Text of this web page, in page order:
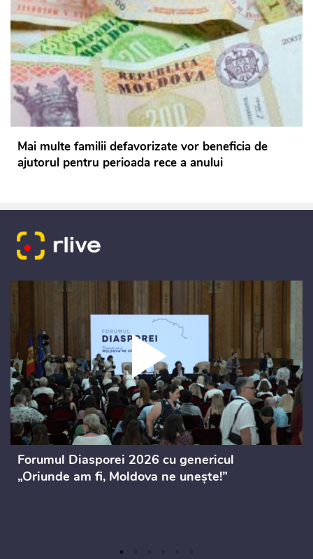
Mai multe familii defavorizate vor beneficia de
ajutorul pentru perioada rece a anului
Forumul Diasporei 2026 cu genericul
„Oriunde am fi, Moldova ne unește!”